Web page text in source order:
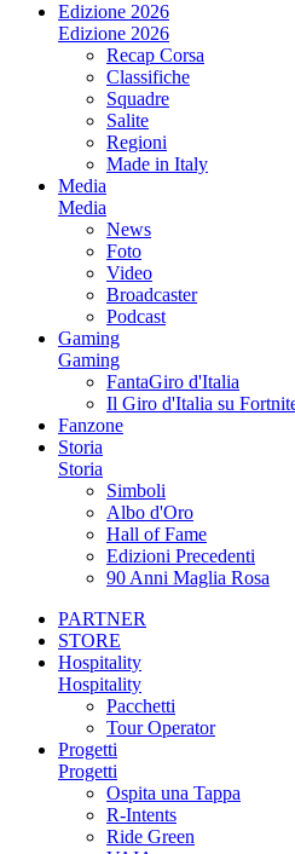
Edizione 2026
Edizione 2026
Recap Corsa
Classifiche
Squadre
Salite
Regioni
Made in Italy
Media
Media
News
Foto
Video
Broadcaster
Podcast
Gaming
Gaming
FantaGiro d'Italia
Il Giro d'Italia su
Fanzone
Storia
Storia
Simboli
Albo d'Oro
Hall of Fame
Edizioni Precedenti
90 Anni Maglia Rosa
PARTNER
STORE
Hospitality
Hospitality
Pacchetti
Tour Operator
Progetti
Progetti
Ospita una Tappa
R-Intents
Ride Green